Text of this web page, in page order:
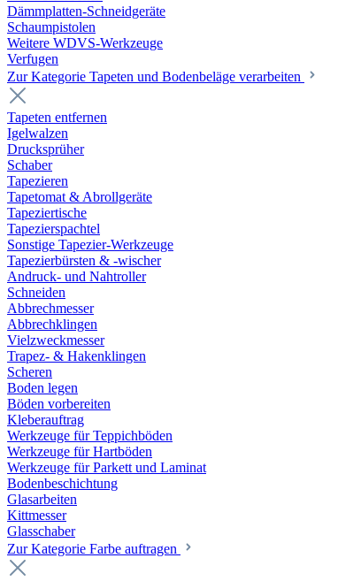
Dämmplatten-Schneidgeräte
Schaumpistolen
Weitere WDVS-Werkzeuge
Verfugen
Zur Kategorie Tapeten und Bodenbeläge verarbeiten
Tapeten entfernen
Igelwalzen
Drucksprüher
Schaber
Tapezieren
Tapetomat & Abrollgeräte
Tapeziertische
Tapezierspachtel
Sonstige Tapezier-Werkzeuge
Tapezierbürsten & -wischer
Andruck- und Nahtroller
Schneiden
Abbrechmesser
Abbrechklingen
Vielzweckmesser
Trapez- & Hakenklingen
Scheren
Boden legen
Böden vorbereiten
Kleberauftrag
Werkzeuge für Teppichböden
Werkzeuge für Hartböden
Werkzeuge für Parkett und Laminat
Bodenbeschichtung
Glasarbeiten
Kittmesser
Glasschaber
Zur Kategorie Farbe auftragen